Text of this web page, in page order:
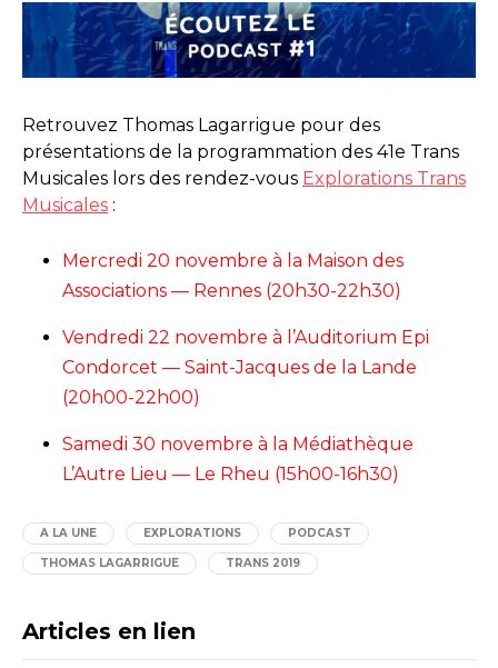
Retrouvez Thomas Lagarrigue pour des
présentations de la programmation des 41e Trans
Musicales lors des rendez-vous Explorations Trans
Musicales :
Mercredi 20 novembre à la Maison des
Associations — Rennes (20h30-22h30)
Vendredi 22 novembre à l’Auditorium Epi
Condorcet — Saint-Jacques de la Lande
(20h00-22h00)
Samedi 30 novembre à la Médiathèque
L’Autre Lieu — Le Rheu (15h00-16h30)
A LA UNE EXPLORATIONS PODCAST
THOMAS LAGARRIGUE TRANS 2019
Articles en lien